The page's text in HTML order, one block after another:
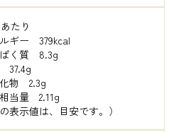
たり
ギー　379kcal
く質　8.3g
37.4g
物　2.3g
当量　2.11g
の表示値は、目安です。）